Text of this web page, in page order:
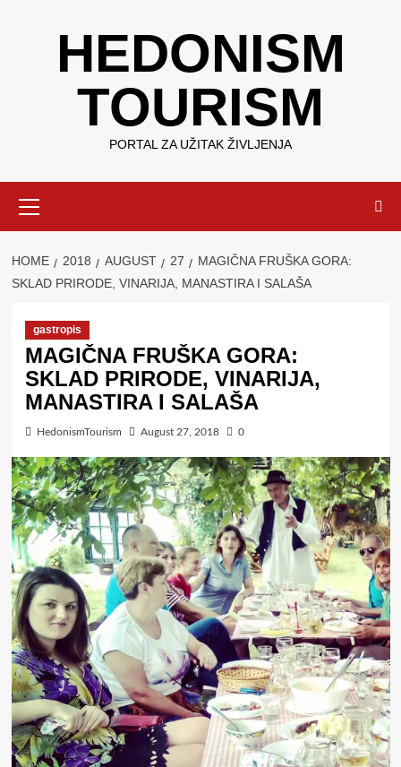
HEDONISM
TOURISM
PORTAL ZA UŽITAK ŽIVLJENJA
Menu
HOME 2018 AUGUST 27
MAGIČNA FRUŠKA GORA:
SKLAD PRIRODE, VINARIJA, MANASTIRA I SALAŠA
gastropis
MAGIČNA FRUŠKA GORA:
SKLAD PRIRODE, VINARIJA,
MANASTIRA I SALAŠA
HedonismTourism August 27, 2018 0